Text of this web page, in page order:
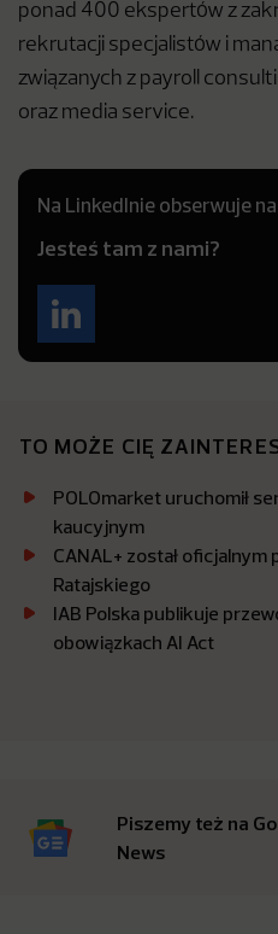
ponad 400 ekspertów z
rekrutacji specjalistów i
związanych z payroll
oraz media service.
Na LinkedInie obserwuje
Jesteś tam z nami?
TO MOŻE CIĘ
POLOmarket uruchomił
kaucyjnym
CANAL+ został
Ratajskiego
IAB Polska publikuje
obowiązkach AI Act
Piszemy też na
News